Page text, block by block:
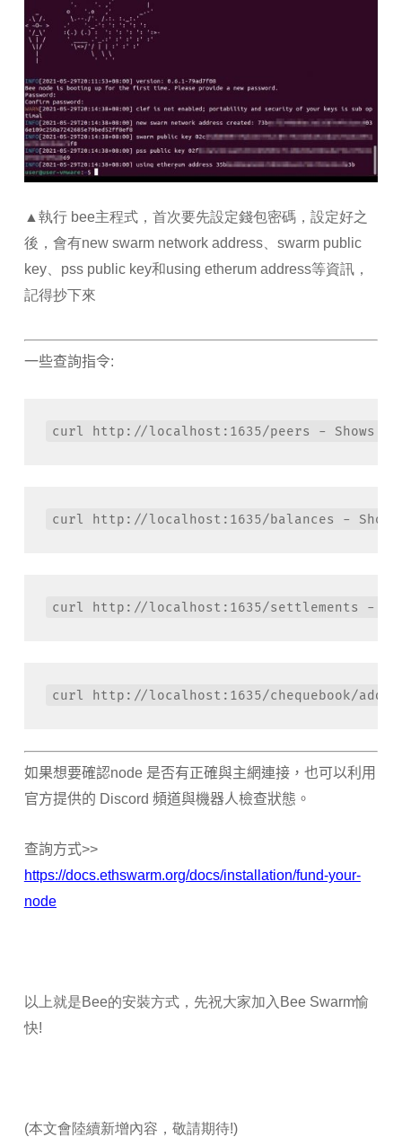
▲執行 bee主程式，首次要先設定錢包密碼，設定好之
後，會有new swarm network address、swarm public
key、pss public key和using etherum address等資訊，
記得抄下來
一些查詢指令:
curl http://localhost:1635/peers - Shows
curl http://localhost:1635/balances - Shows
curl http://localhost:1635/settlements -
curl http://localhost:1635/chequebook/
如果想要確認node 是否有正確與主網連接，也可以利用
官方提供的 Discord 頻道與機器人檢查狀態。
查詢方式>>
https://docs.ethswarm.org/docs/installation/fund-your-
node
以上就是Bee的安裝方式，先祝大家加入Bee Swarm愉
快!
(本文會陸續新增內容，敬請期待!)